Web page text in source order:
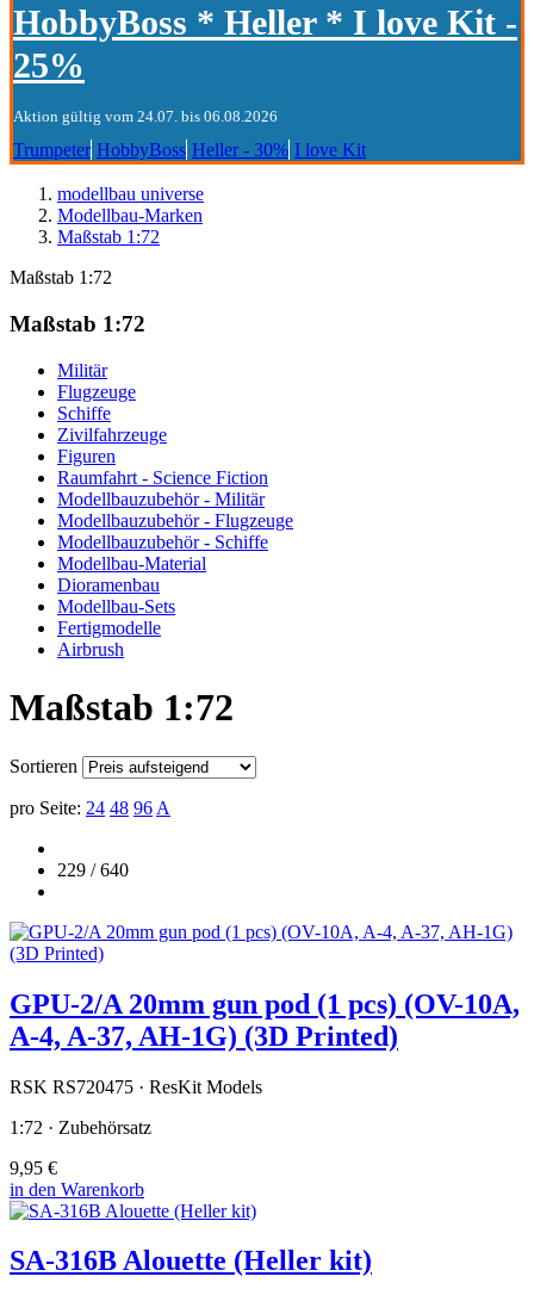
HobbyBoss * Heller * I love Kit -
25%
Aktion gültig vom 24.07. bis 06.08.2026
Trumpeter HobbyBoss Heller - 30% I love Kit
modellbau universe
Modellbau-Marken
Maßstab 1:72
Maßstab 1:72
Maßstab 1:72
Militär
Flugzeuge
Schiffe
Zivilfahrzeuge
Figuren
Raumfahrt - Science Fiction
Modellbauzubehör - Militär
Modellbauzubehör - Flugzeuge
Modellbauzubehör - Schiffe
Modellbau-Material
Dioramenbau
Modellbau-Sets
Fertigmodelle
Airbrush
Maßstab 1:72
Sortieren
pro Seite: 24 48 96 A
229 / 640
GPU-2/A 20mm gun pod (1 pcs) (OV-10A,
A-4, A-37, AH-1G) (3D Printed)
RSK RS720475 · ResKit Models
1:72 · Zubehörsatz
9,95 €
in den Warenkorb
SA-316B Alouette (Heller kit)